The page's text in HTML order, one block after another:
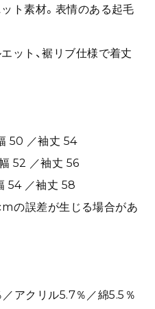
ト素材。表情のある起毛
ット、裾リブ仕様で着丈
50 ／袖丈 54
52 ／袖丈 56
54 ／袖丈 58
の誤差が生じる場合があ
アクリル5.7％／綿5.5％